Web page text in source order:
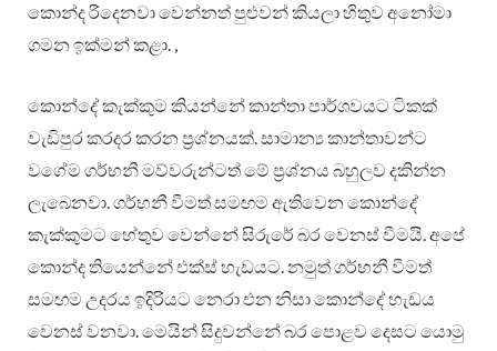
කොන්ද රිදෙනවා වෙන්නත් පුළුවන් කියලා හිතුව අනෝමා
ගමන ඉක්මන් කළා. ,
කොන්දේ කැක්කුම කියන්නේ කාන්තා පාර්ශවයට ටිකක්
වැඩිපුර කරදර කරන ප්‍රශ්නයක්. සාමාන්‍ය කාන්තාවන්ට
වගේම ගර්භනී මව්වරුන්ටත් මේ ප්‍රශ්නය බහුලව දකින්න
ලැබෙනවා. ගර්භනී වීමත් සමඟම ඇතිවෙන කොන්දේ
කැක්කුමට හේතුව වෙන්නේ සිරුරේ බර වෙනස් වීමයි. අපේ
කොන්ද තියෙන්නේ එක්ස් හැඩයට. නමුත් ගර්භනී වීමත්
සමඟම උදරය ඉදිරියට නෙරා එන නිසා කොන්දේ හැඩය
වෙනස් වනවා. මෙයින් සිදුවන්නේ බර පොළව දෙසට යොමු